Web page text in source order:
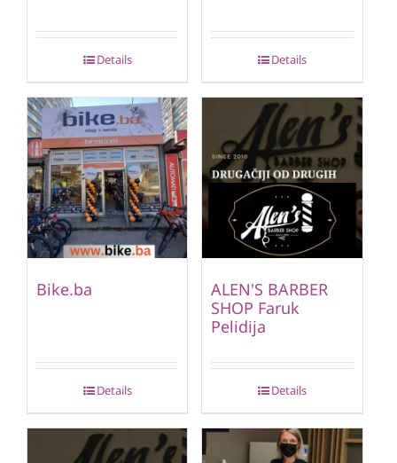
Details Details
Bike.ba
Details
ALEN'S BARBER
SHOP Faruk
Pelidija
Details